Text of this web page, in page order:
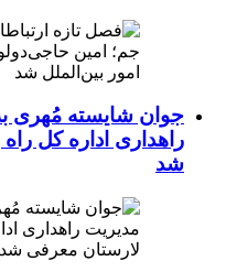
جوان شایسته مُهری
راهداری اداره کل
شد